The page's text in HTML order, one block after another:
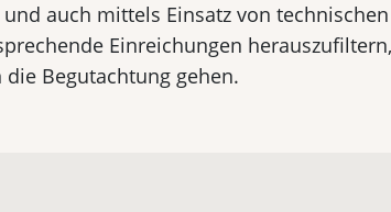
auch mittels Einsatz von technischen
Einreichungen
die Begutachtung gehen.